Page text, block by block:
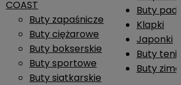
COAST
Buty zapaśnicze
Buty ciężarowe
Buty bokserskie
Buty sportowe
Buty siatkarskie
Buty
Klapki
Japonki
Buty
Buty